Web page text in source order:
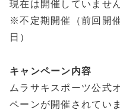
現在は開催していませ
※不定期開催（前回開
日）
キャンペーン内容
ムラサキスポーツ公式
ペーンが開催されてい